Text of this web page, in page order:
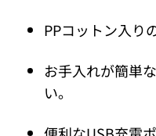
PPコットン入り
お手入れが簡単
い。